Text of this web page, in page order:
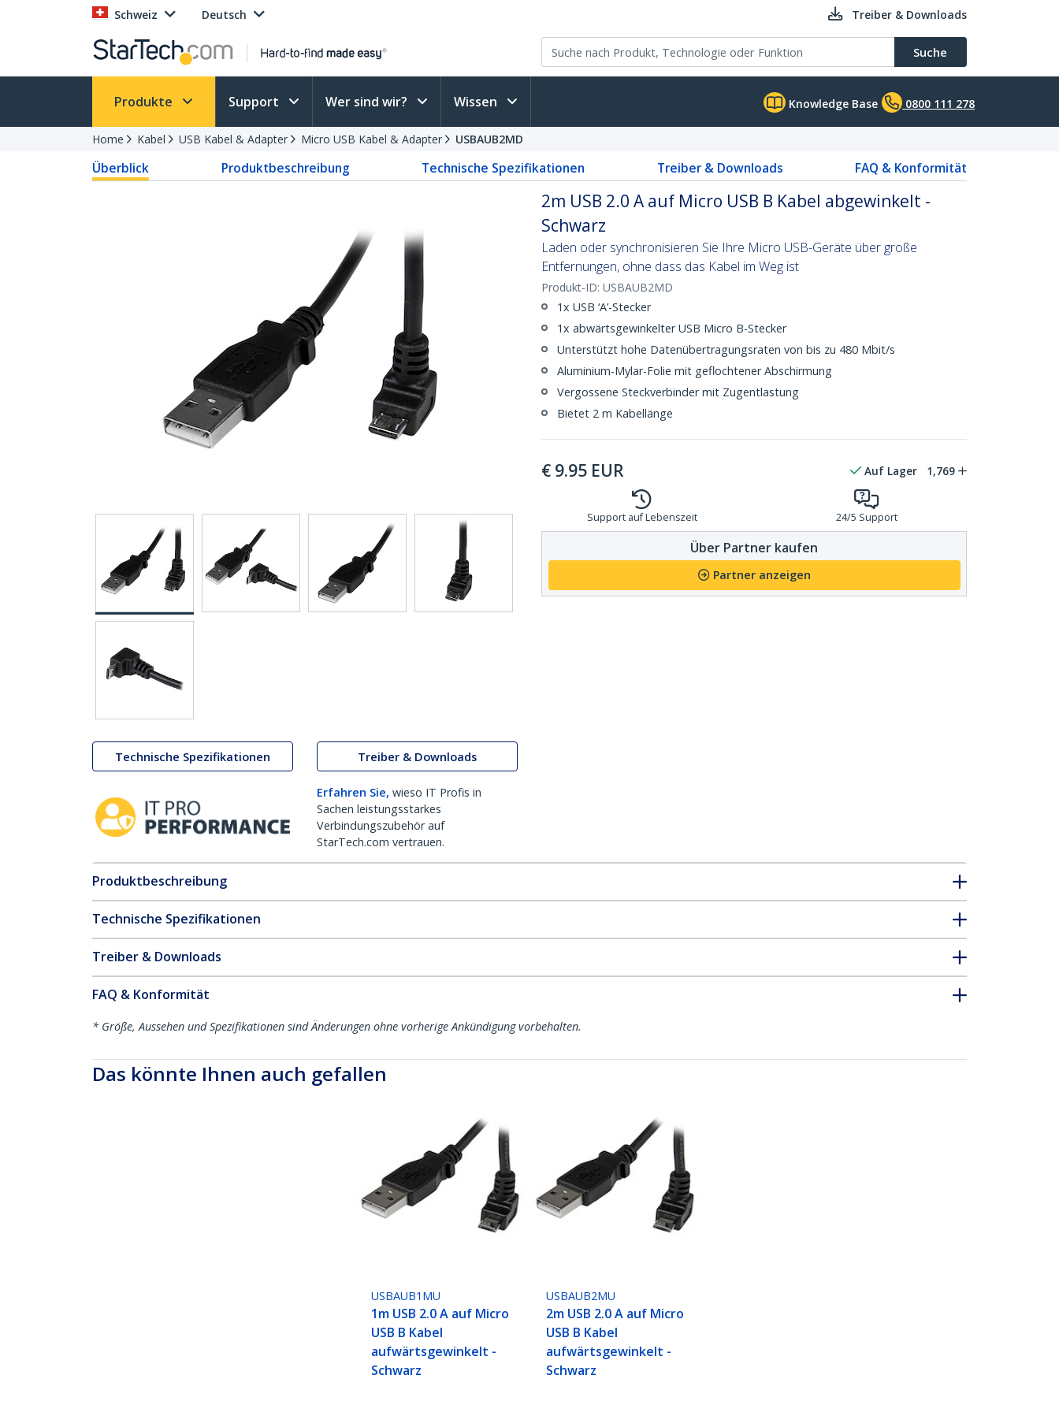
Schweiz Deutsch Treiber & Downloads
Suche
Produkte Support Wer sind wir? Wissen Knowledge Base 0800 111 278
Home Kabel USB Kabel & Adapter Micro USB Kabel & Adapter USBAUB2MD
Überblick Produktbeschreibung Technische Spezifikationen Treiber & Downloads FAQ & Konformität
Technische Spezifikationen Treiber & Downloads
Erfahren Sie, wieso IT Profis in
Sachen leistungsstarkes
Verbindungszubehör auf
StarTech.com vertrauen.
2m USB 2.0 A auf Micro USB B Kabel abgewinkelt -
Schwarz
Laden oder synchronisieren Sie Ihre Micro USB-Geräte über große
Entfernungen, ohne dass das Kabel im Weg ist
Produkt-ID: USBAUB2MD
1x USB ‘A’-Stecker
1x abwärtsgewinkelter USB Micro B-Stecker
Unterstützt hohe Datenübertragungsraten von bis zu 480 Mbit/s
Aluminium-Mylar-Folie mit geflochtener Abschirmung
Vergossene Steckverbinder mit Zugentlastung
Bietet 2 m Kabellänge
€ 9.95 EUR Auf Lager 1,769
Support auf Lebenszeit 24/5 Support
Über Partner kaufen
Partner anzeigen
Produktbeschreibung
Technische Spezifikationen
Treiber & Downloads
FAQ & Konformität
* Größe, Aussehen und Spezifikationen sind Änderungen ohne vorherige Ankündigung vorbehalten.
Das könnte Ihnen auch gefallen
USBAUB1MU
1m USB 2.0 A auf Micro
USB B Kabel
aufwärtsgewinkelt -
Schwarz
USBAUB2MU
2m USB 2.0 A auf Micro
USB B Kabel
aufwärtsgewinkelt -
Schwarz